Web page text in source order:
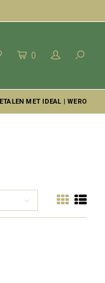
0
MET IDEAL | WERO